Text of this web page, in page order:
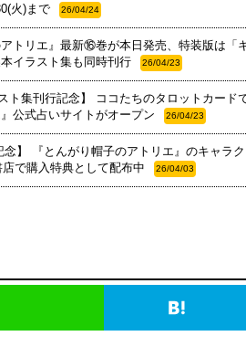
火)まで
26/04/24
アトリエ』最新⑯巻が本日発売、特装版は「
イラスト集も同時刊行
26/04/23
ト集刊行記念】 ココたちのタロットカード
公式占いサイトがオープン
26/04/23
念】 『とんがり帽子のアトリエ』のキャラ
で購入特典として配布中
26/04/03